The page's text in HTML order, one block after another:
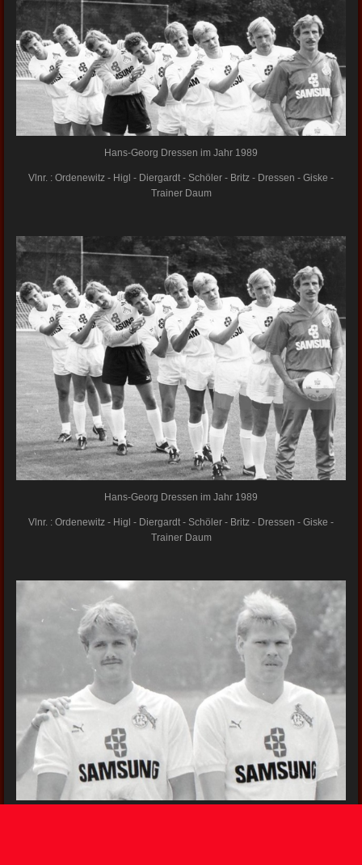
Hans-Georg Dressen im Jahr 1989
Vlnr. : Ordenewitz - Higl - Diergardt - Schöler - Britz - Dressen - Giske -
Trainer Daum
Hans-Georg Dressen im Jahr 1989
Vlnr. : Ordenewitz - Higl - Diergardt - Schöler - Britz - Dressen - Giske -
Trainer Daum